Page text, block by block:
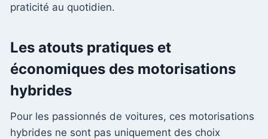
praticité au quotidien.
Les atouts pratiques et
économiques des motorisations
hybrides
Pour les passionnés de voitures, ces motorisations
hybrides ne sont pas uniquement des choix